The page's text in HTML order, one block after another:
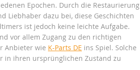
Epochen. Durch die Restaurierung
Liebhaber dazu bei, diese Geschichten
ist jedoch keine leichte Aufgabe.
vor allem Zugang zu den richtigen
Anbieter wie K-Parts DE ins Spiel. Solche
in ihren ursprünglichen Zustand zu